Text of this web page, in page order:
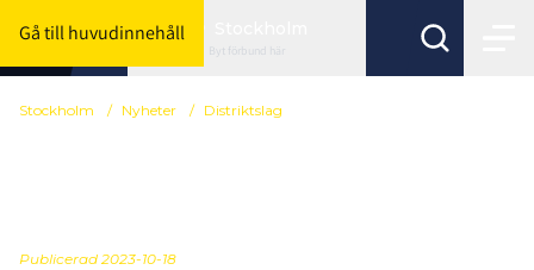
Gå till huvudinnehåll
Byt förbund här
Stockholm / Nyheter / Distriktslag
Publicerad 2023-10-18